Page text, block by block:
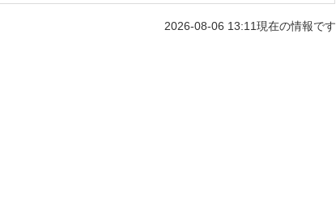
2026-08-06 13:11現在の情報です